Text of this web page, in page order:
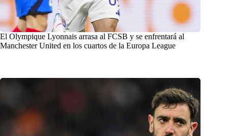
El Olympique Lyonnais arrasa al FCSB y se enfrentará al
Manchester United en los cuartos de la Europa League